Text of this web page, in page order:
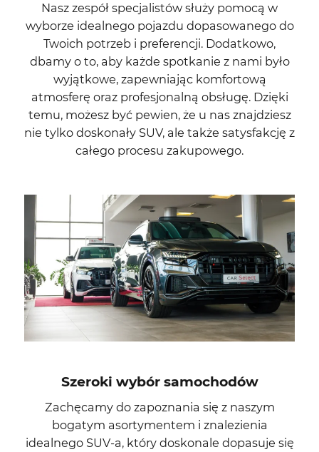
Nasz zespół specjalistów służy pomocą w
wyborze idealnego pojazdu dopasowanego do
Twoich potrzeb i preferencji. Dodatkowo,
dbamy o to, aby każde spotkanie z nami było
wyjątkowe, zapewniając komfortową
atmosferę oraz profesjonalną obsługę. Dzięki
temu, możesz być pewien, że u nas znajdziesz
nie tylko doskonały SUV, ale także satysfakcję z
całego procesu zakupowego.
Szeroki wybór samochodów
Zachęcamy do zapoznania się z naszym
bogatym asortymentem i znalezienia
idealnego SUV-a, który doskonale dopasuje się